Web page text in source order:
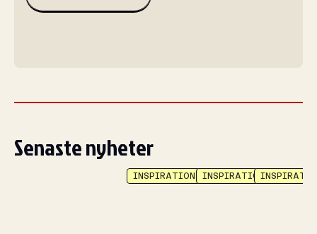
Senaste nyheter
INSPIRATION INSPIRATION